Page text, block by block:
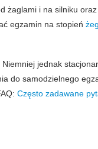
żaglami i na silniku
egzamin na stopień
jednak
do samodzielnego
Często zadawane